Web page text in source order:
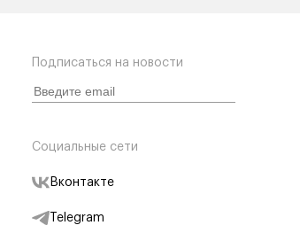
Подписаться на новости
Социальные сети
Вконтакте
Telegram